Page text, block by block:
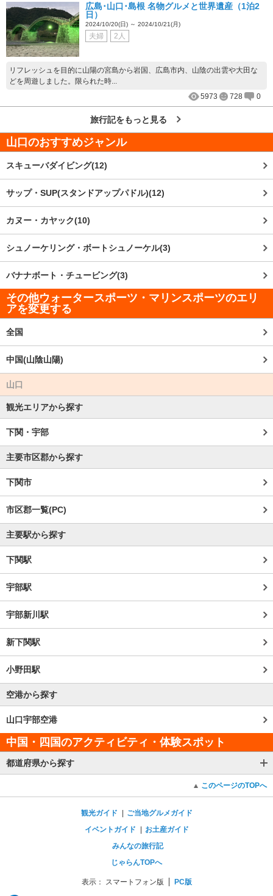
広島･山口･島根 名物グルメと世界遺産（1泊2
日）
2024/10/20(日) ～ 2024/10/21(月)
夫婦 2人
リフレッシュを目的に山陽の宮島から岩国、広島市内、山陰の出雲や大田な
どを周遊しました。限られた時...
5973
728 0
旅行記をもっと見る
山口のおすすめジャンル
スキューバダイビング(12)
サップ・SUP(スタンドアップパドル)(12)
カヌー・カヤック(10)
シュノーケリング・ボートシュノーケル(3)
バナナボート・チュービング(3)
その他ウォータースポーツ・マリンスポーツのエリ
アを変更する
全国
中国(山陰山陽)
山口
観光エリアから探す
下関・宇部
主要市区郡から探す
下関市
市区郡一覧(PC)
主要駅から探す
下関駅
宇部駅
宇部新川駅
新下関駅
小野田駅
空港から探す
山口宇部空港
中国・四国のアクティビティ・体験スポット
都道府県から探す
このページのTOPへ
観光ガイド
ご当地グルメガイド
イベントガイド
お土産ガイド
みんなの旅行記
じゃらんTOPへ
表示： スマートフォン版 PC版